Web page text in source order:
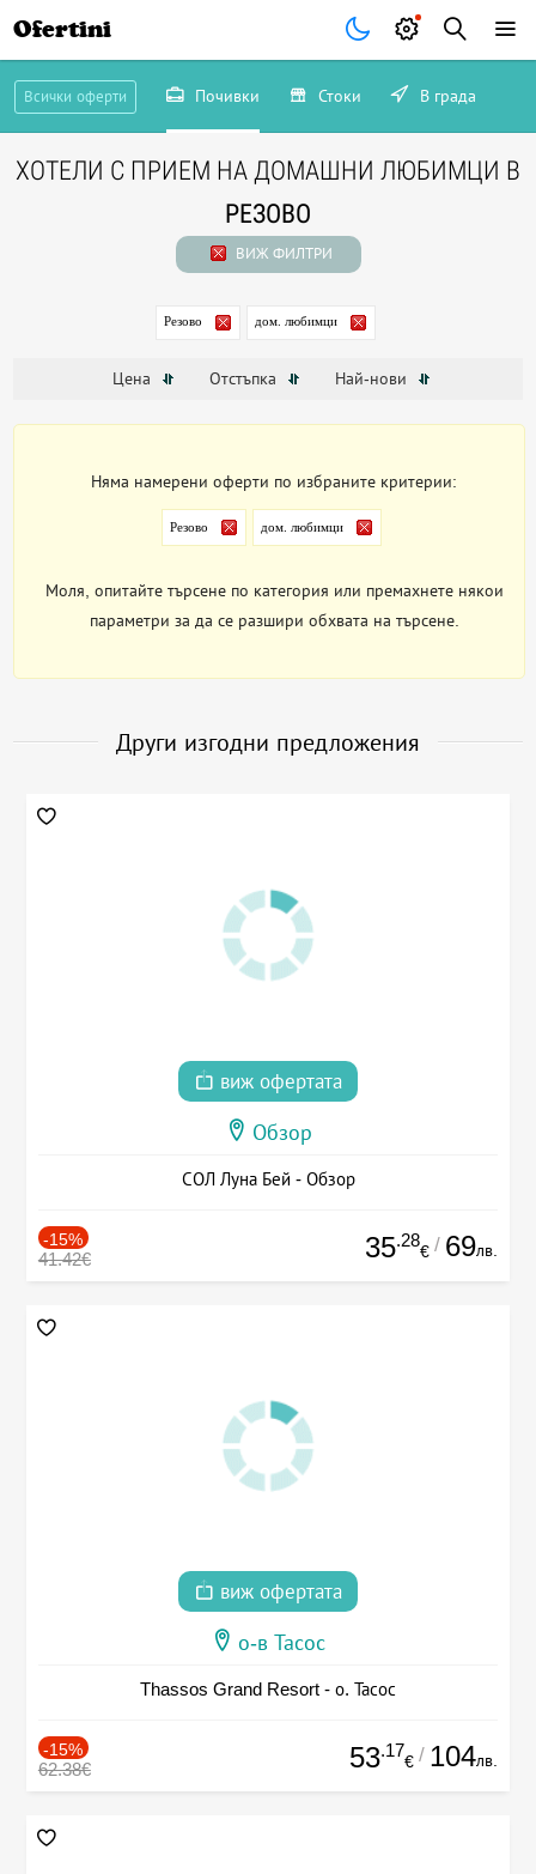
Ofertini
Всички оферти Почивки Стоки В града
ХОТЕЛИ С ПРИЕМ НА ДОМАШНИ ЛЮБИМЦИ В
РЕЗОВО
ВИЖ ФИЛТРИ
Резово дом. любимци
Цена Отстъпка Най-нови
Няма намерени оферти по избраните критерии:
Резово дом. любимци
Моля, опитайте търсене по категория или премахнете някои
параметри за да се разшири обхвата на търсене.
Други изгодни предложения
виж офертата
Обзор
СОЛ Луна Бей - Обзор
-15%
41.42€ 35.28
€ / 69лв.
виж офертата
о-в Тасос
Thassos Grand Resort - о. Тасос
-15%
62.38€ 53.17
€ / 104лв.